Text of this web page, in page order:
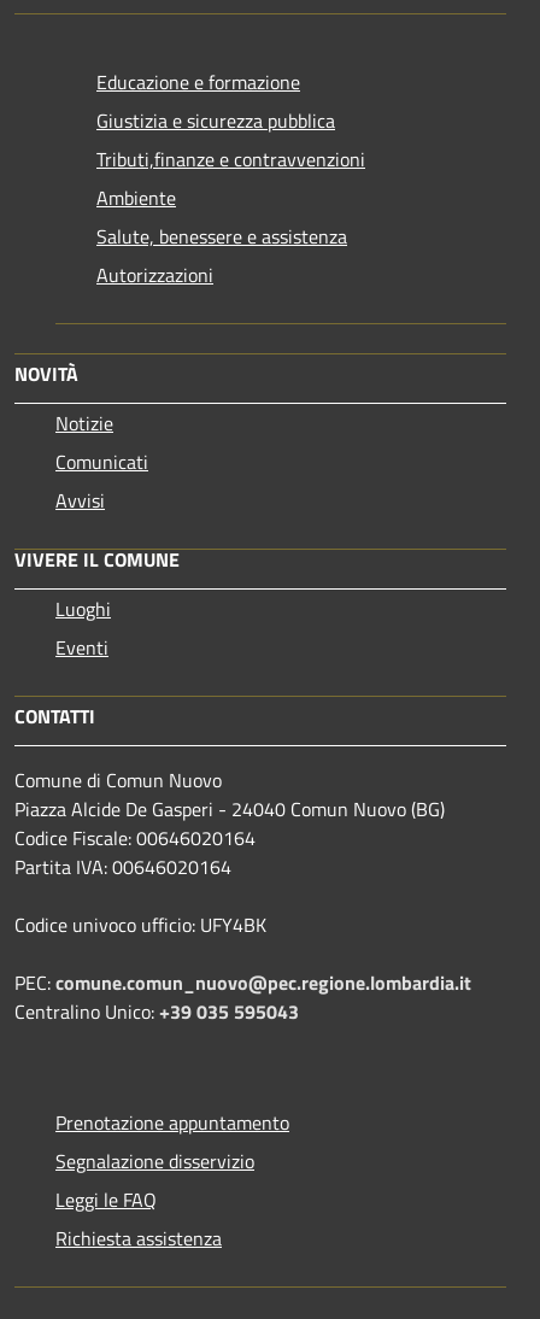
Educazione e formazione
Giustizia e sicurezza pubblica
Tributi,finanze e contravvenzioni
Ambiente
Salute, benessere e assistenza
Autorizzazioni
NOVITÀ
Notizie
Comunicati
Avvisi
VIVERE IL COMUNE
Luoghi
Eventi
CONTATTI
Comune di Comun Nuovo
Piazza Alcide De Gasperi - 24040 Comun Nuovo (BG)
Codice Fiscale: 00646020164
Partita IVA: 00646020164
Codice univoco ufficio: UFY4BK
PEC:comune.comun_nuovo@pec.regione.lombardia.it
Centralino Unico:+39 035 595043
Prenotazione appuntamento
Segnalazione disservizio
Leggi le FAQ
Richiesta assistenza